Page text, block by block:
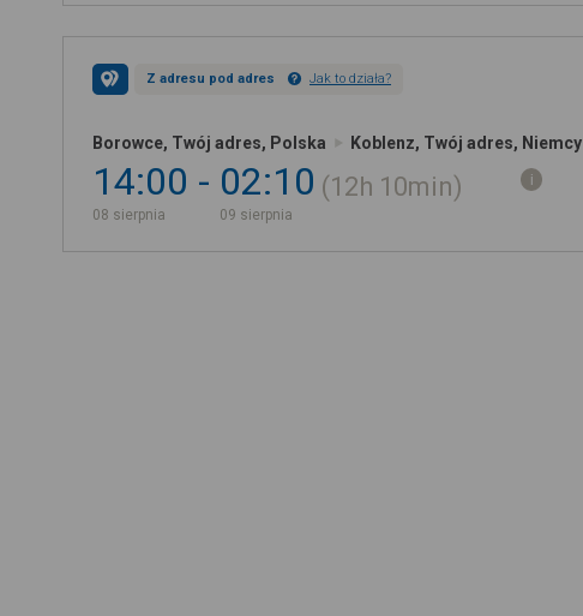
Z adresu pod adres Jak to działa?
Borowce, Twój adres, Polska Koblenz, Twój adres, Niemcy
14:00
08 sierpnia
02:10
09 sierpnia
12h 10min